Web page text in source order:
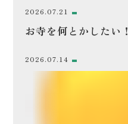
2026.07.21
お寺を何とかしたい！
2026.07.14